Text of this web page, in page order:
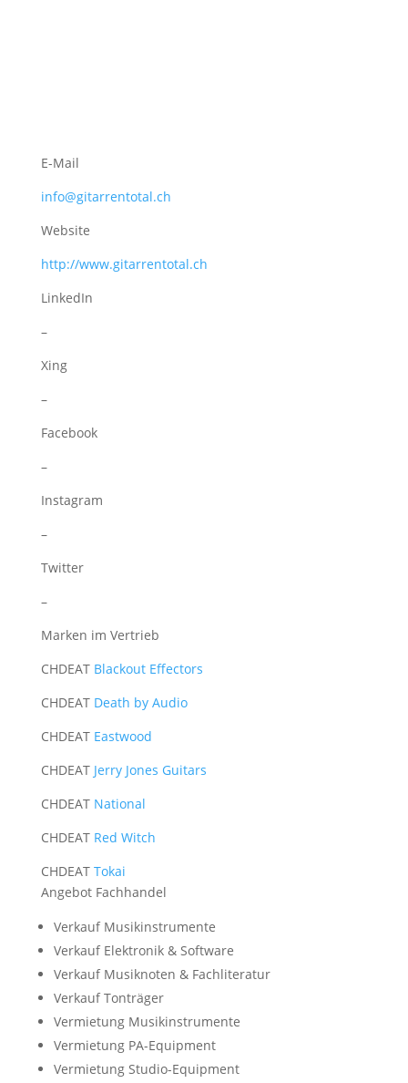
E-Mail
info@gitarrentotal.ch
Website
http://www.gitarrentotal.ch
LinkedIn
–
Xing
–
Facebook
–
Instagram
–
Twitter
–
Marken im Vertrieb
CHDEAT Blackout Effectors
CHDEAT Death by Audio
CHDEAT Eastwood
CHDEAT Jerry Jones Guitars
CHDEAT National
CHDEAT Red Witch
CHDEAT Tokai
Angebot Fachhandel
Verkauf Musikinstrumente
Verkauf Elektronik & Software
Verkauf Musiknoten & Fachliteratur
Verkauf Tonträger
Vermietung Musikinstrumente
Vermietung PA-Equipment
Vermietung Studio-Equipment